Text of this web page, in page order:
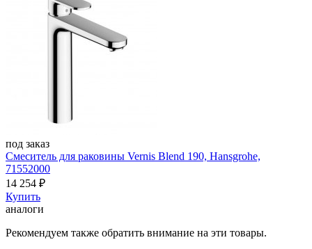
под заказ
Смеситель для раковины Vernis Blend 190, Hansgrohe,
71552000
14 254 ₽
Купить
аналоги
Рекомендуем также обратить внимание на эти товары.